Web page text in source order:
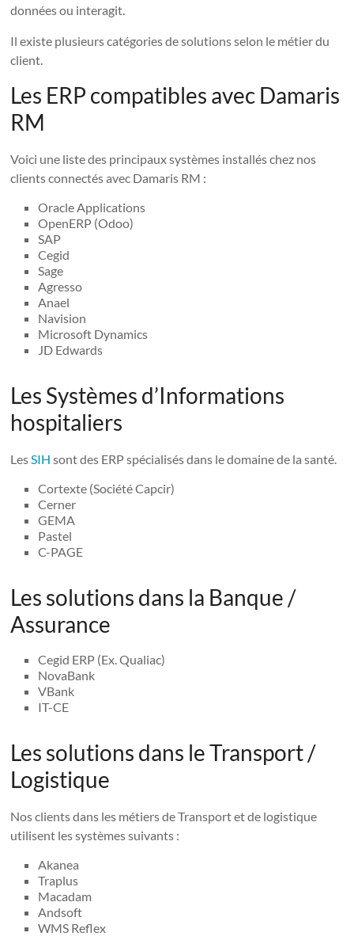
données ou interagit.
Il existe plusieurs catégories de solutions selon le métier du
client.
Les ERP compatibles avec Damaris
RM
Voici une liste des principaux systèmes installés chez nos
clients connectés avec Damaris RM :
Oracle Applications
OpenERP (Odoo)
SAP
Cegid
Sage
Agresso
Anael
Navision
Microsoft Dynamics
JD Edwards
Les Systèmes d’Informations
hospitaliers
LesSIH sont des ERP spécialisés dans le domaine de la santé.
Cortexte (Société Capcir)
Cerner
GEMA
Pastel
C-PAGE
Les solutions dans la Banque /
Assurance
Cegid ERP (Ex. Qualiac)
NovaBank
VBank
IT-CE
Les solutions dans le Transport /
Logistique
Nos clients dans les métiers de Transport et de logistique
utilisent les systèmes suivants :
Akanea
Traplus
Macadam
Andsoft
WMS Reflex